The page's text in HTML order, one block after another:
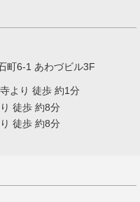
町6-1 あわづビル3F
より 徒歩 約1分
徒歩 約8分
徒歩 約8分